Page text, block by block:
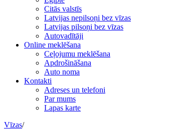
Citās valstīs
Latvijas nepilsoņi bez vīzas
Latvijas pilsoņi bez vīzas
Autovadītāji
Online meklēšana
Ceļojumu meklēšana
Apdrošināšana
Auto noma
Kontakti
Adreses un telefoni
Par mums
Lapas karte
Vīzas/